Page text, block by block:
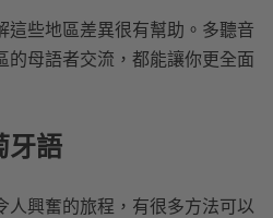
這些地區差異很有幫助。多聽音
的母語者交流，都能讓你更全面
牙語
人興奮的旅程，有很多方法可以